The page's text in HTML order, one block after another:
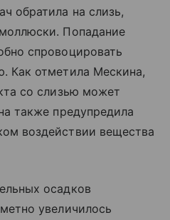
обратила на слизь,
Попадание
спровоцировать
Как отметила Мескина,
со слизью может
также предупредила
воздействии вещества
осадков
увеличилось